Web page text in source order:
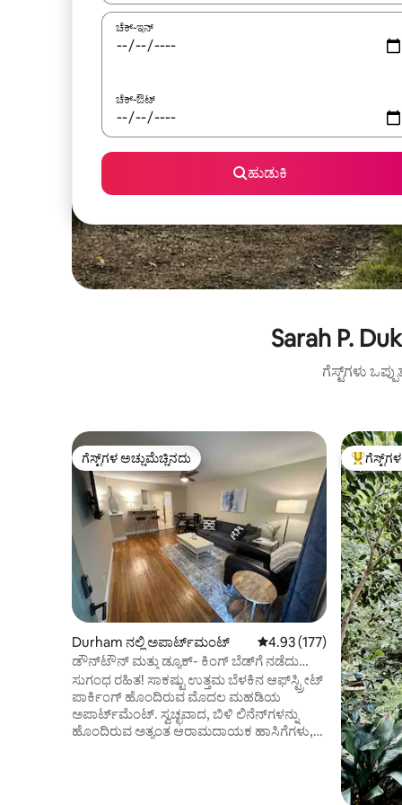
ಚೆಕ್-ಇನ್
ಚೆಕ್-ಔಟ್
ಹುಡುಕಿ
Sarah P.
ಗೆಸ್ಟ್‌ಗಳು
ಗೆಸ್ಟ್‌ಗಳ ಅಚ್ಚುಮೆಚ್ಚಿನದು
ಗೆಸ್ಟ್‌ಗಳ ಅಚ್ಚುಮೆಚ್ಚಿನದು
Durham ನಲ್ಲಿ ಅಪಾರ್ಟ್‌ಮಂಟ್ 5 ರಲ್ಲಿ 4.93 ಸರಾಸರಿ
4.93 (177)
ಡೌನ್‌ಟೌನ್ ಮತ್ತು ಡ್ಯೂಕ್- ಕಿಂಗ್ ಬೆಡ್‌ಗೆ ನಡೆದು
ಹೋಗಿ
ಸುಗಂಧ ರಹಿತ! ಸಾಕಷ್ಟು ಉತ್ತಮ ಬೆಳಕಿನ ಆಫ್‌ಸ್ಟ್ರೀಟ್
ಪಾರ್ಕಿಂಗ್ ಹೊಂದಿರುವ ಮೊದಲ ಮಹಡಿಯ
ಅಪಾರ್ಟ್‌ಮೆಂಟ್. ಸ್ವಚ್ಛವಾದ, ಬಿಳಿ ಲಿನೆನ್‌ಗಳನ್ನು
ಹೊಂದಿರುವ ಅತ್ಯಂತ ಆರಾಮದಾಯಕ ಹಾಸಿಗೆಗಳು,
ಗೆಸ್ಟ್‌ಗಳಿಗೆ